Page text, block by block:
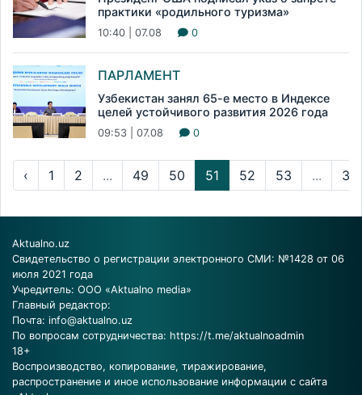
практики «родильного туризма»
10:40 | 07.08 0
ПАРЛАМЕНТ
Узбекистан занял 65-е место в Индексе
целей устойчивого развития 2026 года
09:53 | 07.08 0
‹ 1 2 ... 49 50 51 52 53 ...
Aktualno.uz
Свидетельство о регистрации электронного СМИ: №1428 от 06
июля 2021 года
Учредитель: ООО «Aktualno media»
Главный редактор:
Почта: info@aktualno.uz
По вопросам сотрудничества: https://t.me/aktualnoadmin
18+
Воспроизводство, копирование, тиражирование,
распространение и иное использование информации с сайта